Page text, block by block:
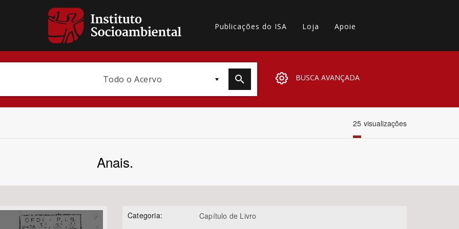
Publicações do ISA Loja Apoie
Todo o Acervo BUSCA AVANÇADA
25 visualizações
Anais.
Categoria: Capítulo de Livro